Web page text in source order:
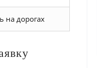
на дорогах